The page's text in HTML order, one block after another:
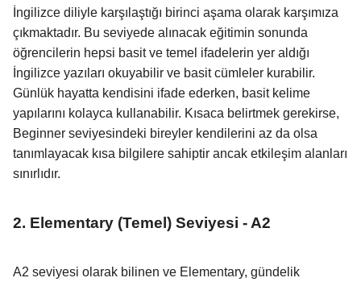
İngilizce diliyle karşılaştığı birinci aşama olarak karşımıza
çıkmaktadır. Bu seviyede alınacak eğitimin sonunda
öğrencilerin hepsi basit ve temel ifadelerin yer aldığı
İngilizce yazıları okuyabilir ve basit cümleler kurabilir.
Günlük hayatta kendisini ifade ederken, basit kelime
yapılarını kolayca kullanabilir. Kısaca belirtmek gerekirse,
Beginner seviyesindeki bireyler kendilerini az da olsa
tanımlayacak kısa bilgilere sahiptir ancak etkileşim alanları
sınırlıdır.
2. Elementary (Temel) Seviyesi - A2
A2 seviyesi olarak bilinen ve Elementary, gündelik